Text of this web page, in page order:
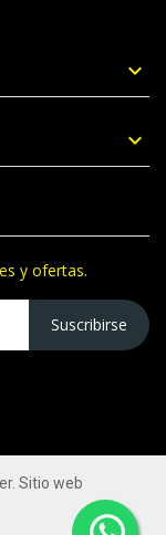


y ofertas.
Suscribirse
Sitio web